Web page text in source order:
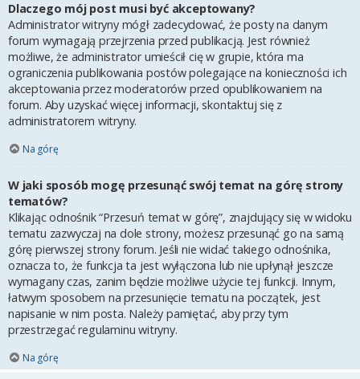
Dlaczego mój post musi być akceptowany?
Administrator witryny mógł zadecydować, że posty na danym
forum wymagają przejrzenia przed publikacją. Jest również
możliwe, że administrator umieścił cię w grupie, która ma
ograniczenia publikowania postów polegające na konieczności ich
akceptowania przez moderatorów przed opublikowaniem na
forum. Aby uzyskać więcej informacji, skontaktuj się z
administratorem witryny.
Na górę
W jaki sposób mogę przesunąć swój temat na górę strony
tematów?
Klikając odnośnik “Przesuń temat w górę”, znajdujący się w widoku
tematu zazwyczaj na dole strony, możesz przesunąć go na samą
górę pierwszej strony forum. Jeśli nie widać takiego odnośnika,
oznacza to, że funkcja ta jest wyłączona lub nie upłynął jeszcze
wymagany czas, zanim będzie możliwe użycie tej funkcji. Innym,
łatwym sposobem na przesunięcie tematu na początek, jest
napisanie w nim posta. Należy pamiętać, aby przy tym
przestrzegać regulaminu witryny.
Na górę